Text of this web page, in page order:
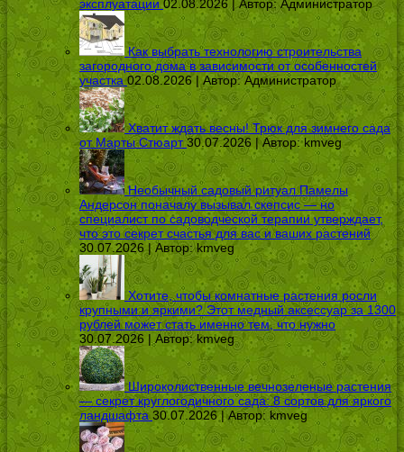
эксплуатации 02.08.2026 | Автор:Администратор
Как выбрать технологию строительства
загородного дома в зависимости от особенностей
участка 02.08.2026 | Автор:Администратор
Хватит ждать весны! Трюк для зимнего сада
от Марты Стюарт 30.07.2026 | Автор:kmveg
Необычный садовый ритуал Памелы
Андерсон поначалу вызывал скепсис — но
специалист по садоводческой терапии утверждает,
что это секрет счастья для вас и ваших растений
30.07.2026 | Автор:kmveg
Хотите, чтобы комнатные растения росли
крупными и яркими? Этот медный аксессуар за 1300
рублей может стать именно тем, что нужно
30.07.2026 | Автор:kmveg
Широколиственные вечнозеленые растения
— секрет круглогодичного сада: 8 сортов для яркого
ландшафта 30.07.2026 | Автор: kmveg